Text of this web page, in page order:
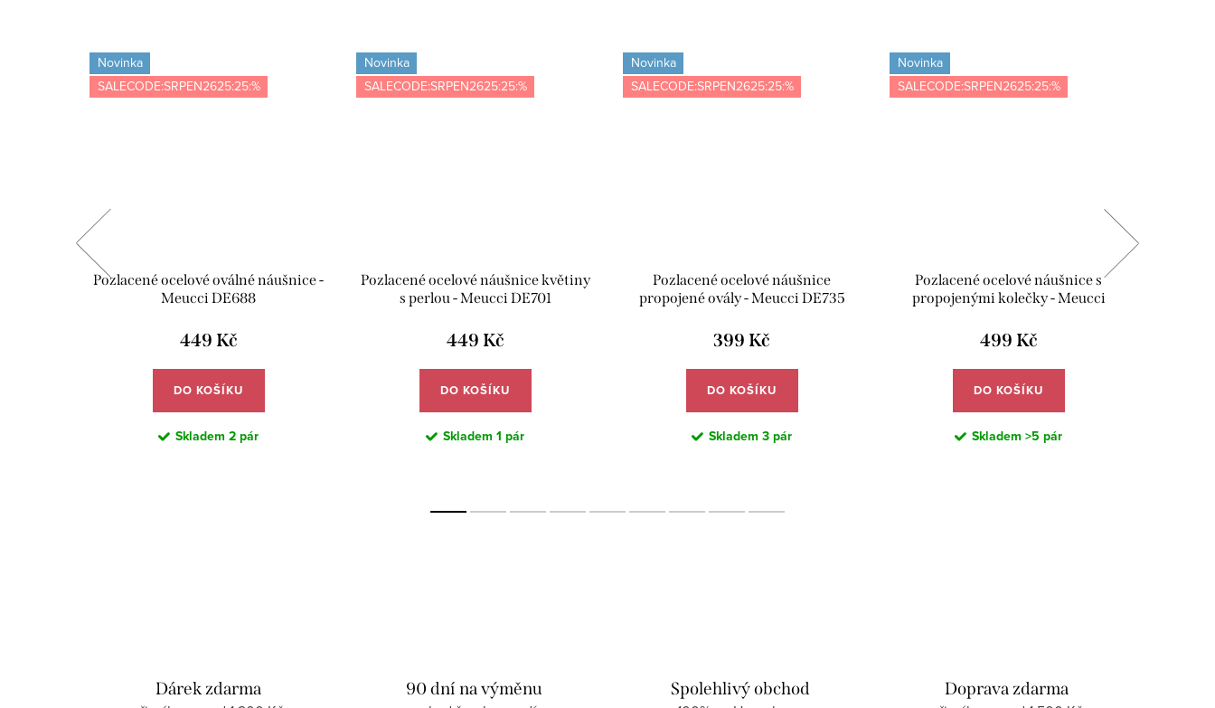
Novinka
SALECODE:SRPEN2625:25:%
Pozlacené ocelové oválné náušnice -
Meucci DE688
449 Kč
DO KOŠÍKU
Skladem 2 pár
Novinka
SALECODE:SRPEN2625:25:%
Pozlacené ocelové náušnice květiny
s perlou - Meucci DE701
449 Kč
DO KOŠÍKU
Skladem 1 pár
Novinka
SALECODE:SRPEN2625:25:%
Pozlacené ocelové náušnice
propojené ovály - Meucci DE735
399 Kč
DO KOŠÍKU
Skladem 3 pár
Novinka
SALECODE:SRPEN2625:25:%
Pozlacené ocelové náušnice s
propojenými kolečky - Meucci
499 Kč
DO KOŠÍKU
Skladem >5 pár
Dárek zdarma 90 dní na výměnu Spolehlivý obchod Doprava zdarma